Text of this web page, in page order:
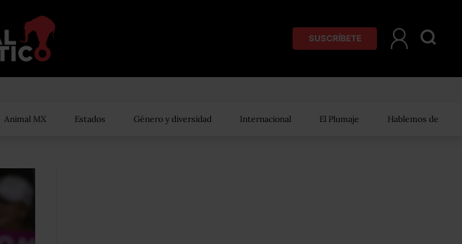
SUSCRÍBETE
Animal MX Estados Género y diversidad Internacional El Plumaje Hablemos de